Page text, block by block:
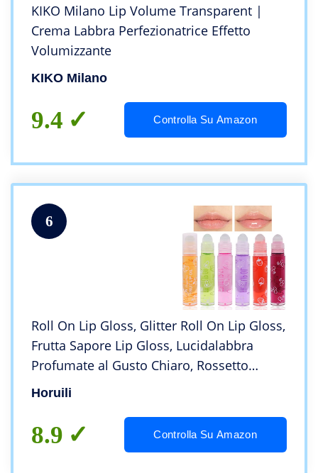
KIKO Milano Lip Volume Transparent |
Crema Labbra Perfezionatrice Effetto
Volumizzante
KIKO Milano
9.4 Controlla Su Amazon
6
Roll On Lip Gloss, Glitter Roll On Lip Gloss,
Frutta Sapore Lip Gloss, Lucidalabbra
Profumate al Gusto Chiaro, Rossetto
Liquido Lucido e Idratante per Labbra a
Horuili
8.9 Controlla Su Amazon